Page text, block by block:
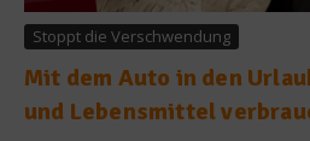
Stoppt die Verschwendung
Mit dem Auto in den
und Lebensmittel